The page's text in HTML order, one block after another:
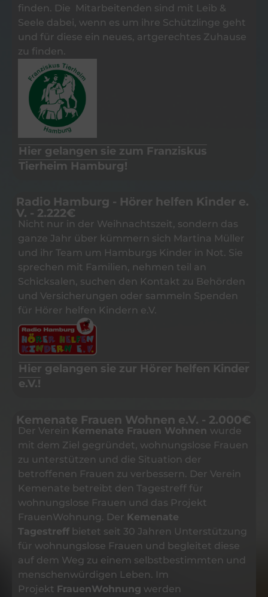
finden. Die Mitarbeitenden sind mit Leib &
Seele dabei, wenn es um ihre Schützlinge geht
und für diese ein neues, artgerechtes Zuhause
zu finden.
Hier gelangen sie zum Franziskus
Tierheim Hamburg!
Radio Hamburg - Hörer helfen Kinder e.
V. - 2.222€
Nicht nur in der Weihnachtszeit, sondern das
ganze Jahr über kümmern sich Martina Müller
und ihr Team um Hamburgs Kinder in Not. Sie
sprechen mit Familien, nehmen teil an
Schicksalen, suchen den Kontakt zu Behörden
und Versicherungen oder sammeln Spenden
für Hörer helfen Kindern e.V.
Hier gelangen sie zur Hörer helfen Kinder
e.V.!
Kemenate Frauen Wohnen e.V. - 2.000€
Der Verein Kemenate Frauen Wohnen wurde
mit dem Ziel gegründet, wohnungslose Frauen
zu unterstützen und die Situation der
betroffenen Frauen zu verbessern. Der Verein
Kemenate betreibt den Tagestreff für
wohnungslose Frauen und das Projekt
FrauenWohnung. Der Kemenate
Tagestreff bietet seit 30 Jahren Unterstützung
für wohnungslose Frauen und begleitet diese
auf dem Weg zu einem selbstbestimmten und
menschenwürdigen Leben. Im
Projekt FrauenWohnung werden